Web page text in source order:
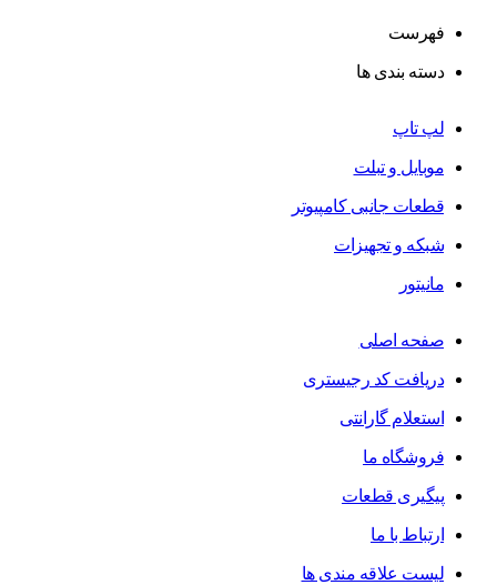
فهرست
دسته بندی ها
لپ تاپ
موبایل و تبلت
قطعات جانبی کامپیوتر
شبکه و تجهیزات
مانیتور
صفحه اصلی
دریافت کد رجیستری
استعلام گارانتی
فروشگاه ما
پیگیری قطعات
ارتباط با ما
لیست علاقه مندی ها